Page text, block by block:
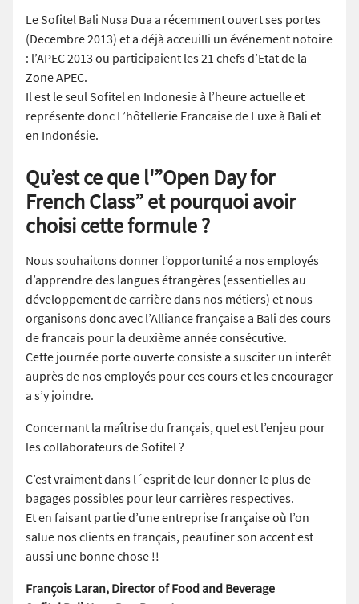
Le Sofitel Bali Nusa Dua a récemment ouvert ses portes
(Decembre 2013) et a déjà acceuilli un événement notoire
: l’APEC 2013 ou participaient les 21 chefs d’Etat de la
Zone APEC.
Il est le seul Sofitel en Indonesie à l’heure actuelle et
représente donc L’hôtellerie Francaise de Luxe à Bali et
en Indonésie.
Qu’est ce que l'”Open Day for
French Class” et pourquoi avoir
choisi cette formule ?
Nous souhaitons donner l’opportunité a nos employés
d’apprendre des langues étrangères (essentielles au
développement de carrière dans nos métiers) et nous
organisons donc avec l’Alliance française a Bali des cours
de francais pour la deuxième année consécutive.
Cette journée porte ouverte consiste a susciter un interêt
auprès de nos employés pour ces cours et les encourager
a s’y joindre.
Concernant la maîtrise du français, quel est l’enjeu pour
les collaborateurs de Sofitel ?
C’est vraiment dans l´esprit de leur donner le plus de
bagages possibles pour leur carrières respectives.
Et en faisant partie d’une entreprise française où l’on
salue nos clients en français, peaufiner son accent est
aussi une bonne chose !!
François Laran, Director of Food and Beverage